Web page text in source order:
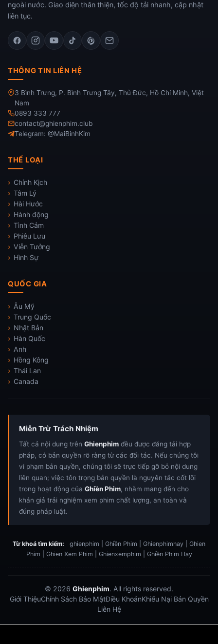
ngoài nước. Giao diện thân thiện, tốc độ tải nhanh, cập nhật
liên tục.
THÔNG TIN LIÊN HỆ
3 Bình Trưng, P. Bình Trưng Tây, Thủ Đức, Hồ Chí Minh, Việt
Nam
0893 333 777
contact@ghienphim.club
Telegram: @MaiBinhKim
THỂ LOẠI
Chính Kịch
Tâm Lý
Hài Hước
Hành động
Tình Cảm
Phiêu Lưu
Viễn Tưởng
Hình Sự
QUỐC GIA
Âu Mỹ
Trung Quốc
Nhật Bản
Hàn Quốc
Anh
Hồng Kông
Thái Lan
Canada
Miễn Trừ Trách Nhiệm
Tất cả nội dung trên Ghienphim đều được đăng tải hợp
pháp, có bản quyền rõ ràng từ các đối tác. Nếu chúng tôi
vi phạm bản quyền, chúng tôi sẽ trực tiếp gỡ bỏ nội dung
liên quan; việc tôn trọng bản quyền là nguyên tắc cốt lõi
trong hoạt động của Ghiền Phim, nhằm mang đến cho
khán giả trải nghiệm xem phim chất lượng, an toàn và
đúng pháp luật.
Từ khoá tìm kiếm:
ghienphim | Ghiền Phim | Ghienphimhay | Ghien
Phim | Ghien Xem Phim | Ghienxemphim | Ghiền Phim Hay
© 2026 Ghienphim. All rights reserved.
Giới ThiệuChính Sách Bảo MậtĐiều KhoảnKhiếu Nại Bản Quyền
Liên Hệ